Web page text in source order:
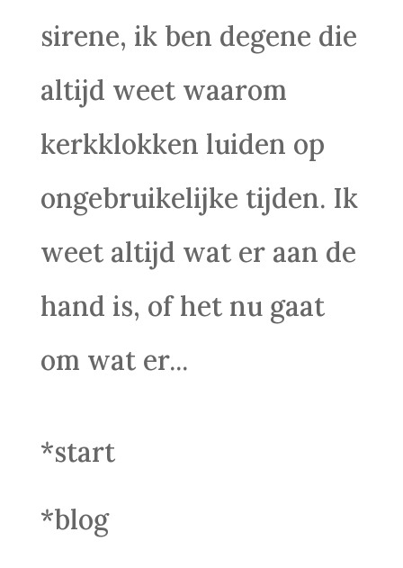
sirene, ik ben degene die
altijd weet waarom
kerkklokken luiden op
ongebruikelijke tijden. Ik
weet altijd wat er aan de
hand is, of het nu gaat
om wat er...
*start
*blog